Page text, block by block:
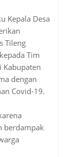
Kepala Desa
Tileng
Tim
Kabupaten
dengan
Covid-19.
berdampak